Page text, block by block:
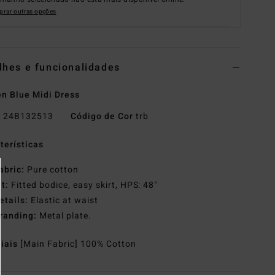
outras opções
e funcionalidades
Blue Midi Dress
24B132513 Código de Cor trb
Fabric: Pure cotton
Fit: Fitted bodice, easy skirt, HPS: 48"
Details: Elastic at waist
Branding: Metal plate.
[Main Fabric] 100% Cotton